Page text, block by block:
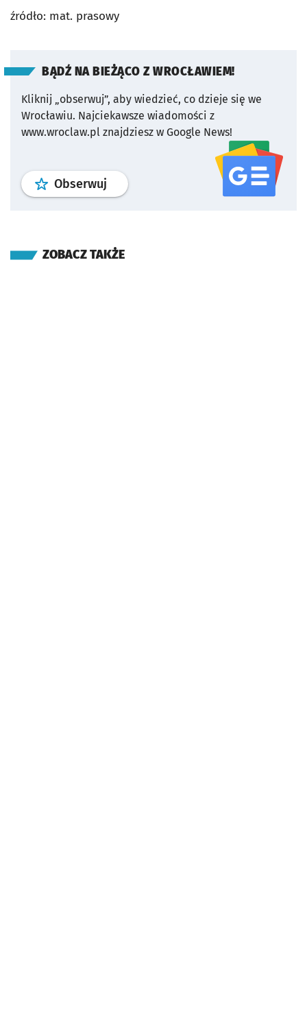
źródło: mat. prasowy
BĄDŹ NA BIEŻĄCO Z WROCŁAWIEM!
Kliknij „obserwuj”, aby wiedzieć, co dzieje się we
Wrocławiu. Najciekawsze wiadomości z
www.wroclaw.pl znajdziesz w Google News!
Obserwuj profil serwisu
ZOBACZ TAKŻE